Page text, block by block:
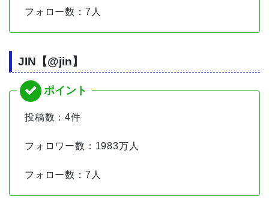
フォロー数：7人
JIN【@jin】
投稿数：4件
フォロワー数：1983万人
フォロー数：7人